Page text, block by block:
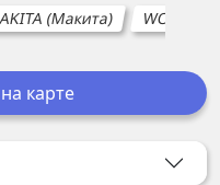
(Макита) WORX
карте